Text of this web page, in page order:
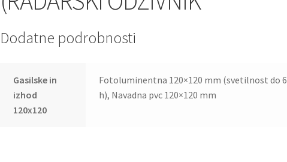
Dodatne podrobnosti
Gasilske in
izhod
120x120
Fotoluminentna 120×120 mm (svetilnost do 6
h), Navadna pvc 120×120 mm